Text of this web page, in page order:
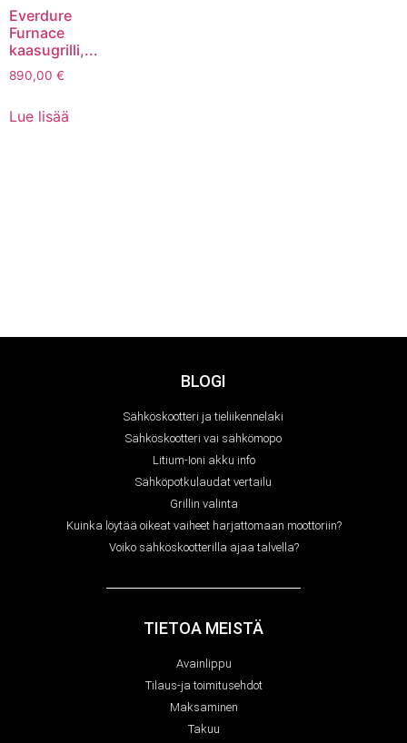
Everdure
Furnace
kaasugrilli,...
890,00 €
Lue lisää
BLOGI
Sähköskootteri ja tieliikennelaki
Sähköskootteri vai sähkömopo
Litium-Ioni akku info
Sähköpotkulaudat vertailu
Grillin valinta
Kuinka löytää oikeat vaiheet harjattomaan moottoriin?
Voiko sähköskootterilla ajaa talvella?
TIETOA MEISTÄ
Avainlippu
Tilaus-ja toimitusehdot
Maksaminen
Takuu